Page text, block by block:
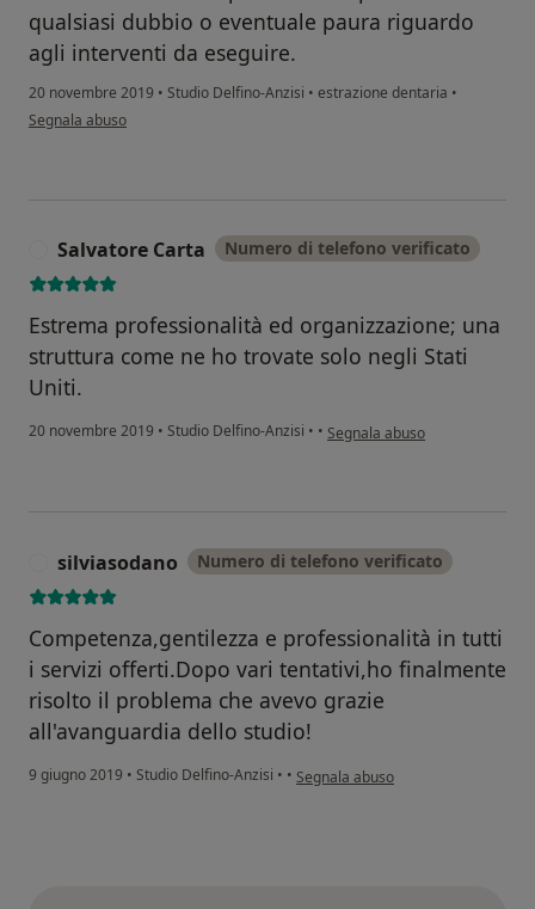
qualsiasi dubbio o eventuale paura riguardo
agli interventi da eseguire.
20 novembre 2019 • Studio Delfino-Anzisi • estrazione dentaria •
secondo l'opinione dell'utente Cecilia
Segnala abuso
Salvatore Carta Numero di telefono verificato
Estrema professionalità ed organizzazione; una
struttura come ne ho trovate solo negli Stati
Uniti.
20 novembre 2019 • Studio Delfino-Anzisi • • secondo l'opinione dell'utente
Segnala abuso
silviasodano Numero di telefono verificato
Competenza,gentilezza e professionalità in tutti
i servizi offerti.Dopo vari tentativi,ho finalmente
risolto il problema che avevo grazie
all'avanguardia dello studio!
9 giugno 2019 • Studio Delfino-Anzisi • • secondo l'opinione dell'utente
Segnala abuso